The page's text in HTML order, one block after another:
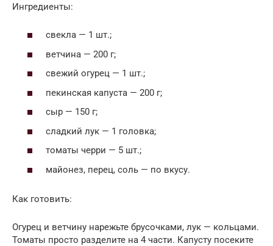
Ингредиенты:
свекла — 1 шт.;
ветчина — 200 г;
свежий огурец — 1 шт.;
пекинская капуста — 200 г;
сыр — 150 г;
сладкий лук — 1 головка;
томаты черри — 5 шт.;
майонез, перец, соль — по вкусу.
Как готовить:
Огурец и ветчину нарежьте брусочками, лук — кольцами.
Томаты просто разделите на 4 части. Капусту посеките